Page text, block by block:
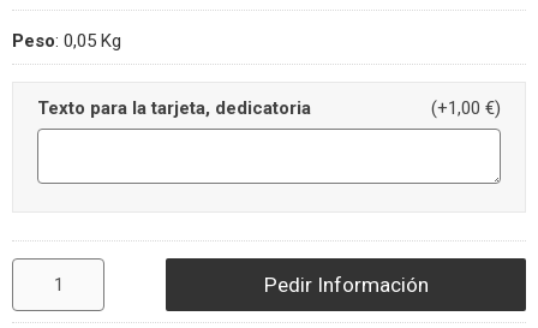
Peso: 0,05 Kg
Texto para la tarjeta, dedicatoria (+1,00 €)
Pedir Información